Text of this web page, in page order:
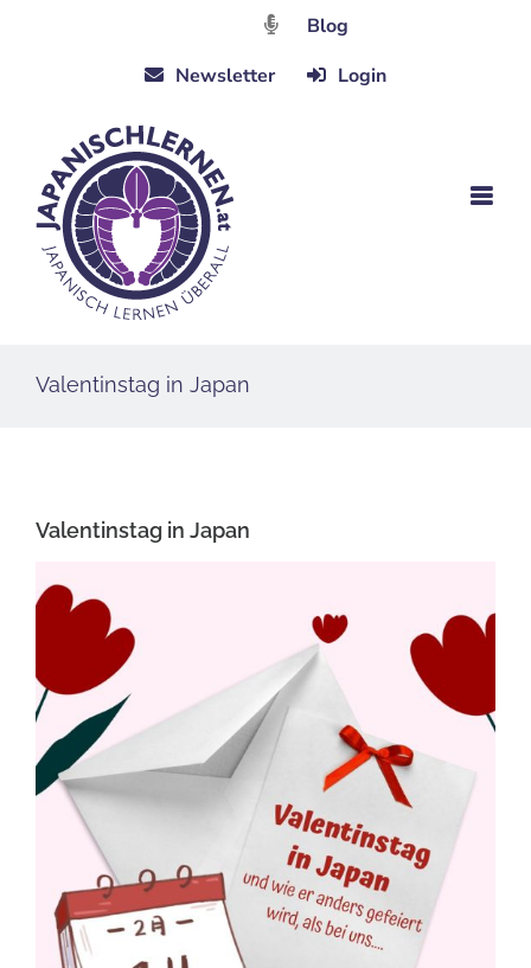
Blog
Newsletter
Login
Valentinstag in Japan
Valentinstag in Japan